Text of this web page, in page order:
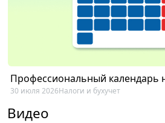
Профессиональный календарь
30 июля 2026Налоги и бухучет
Видео